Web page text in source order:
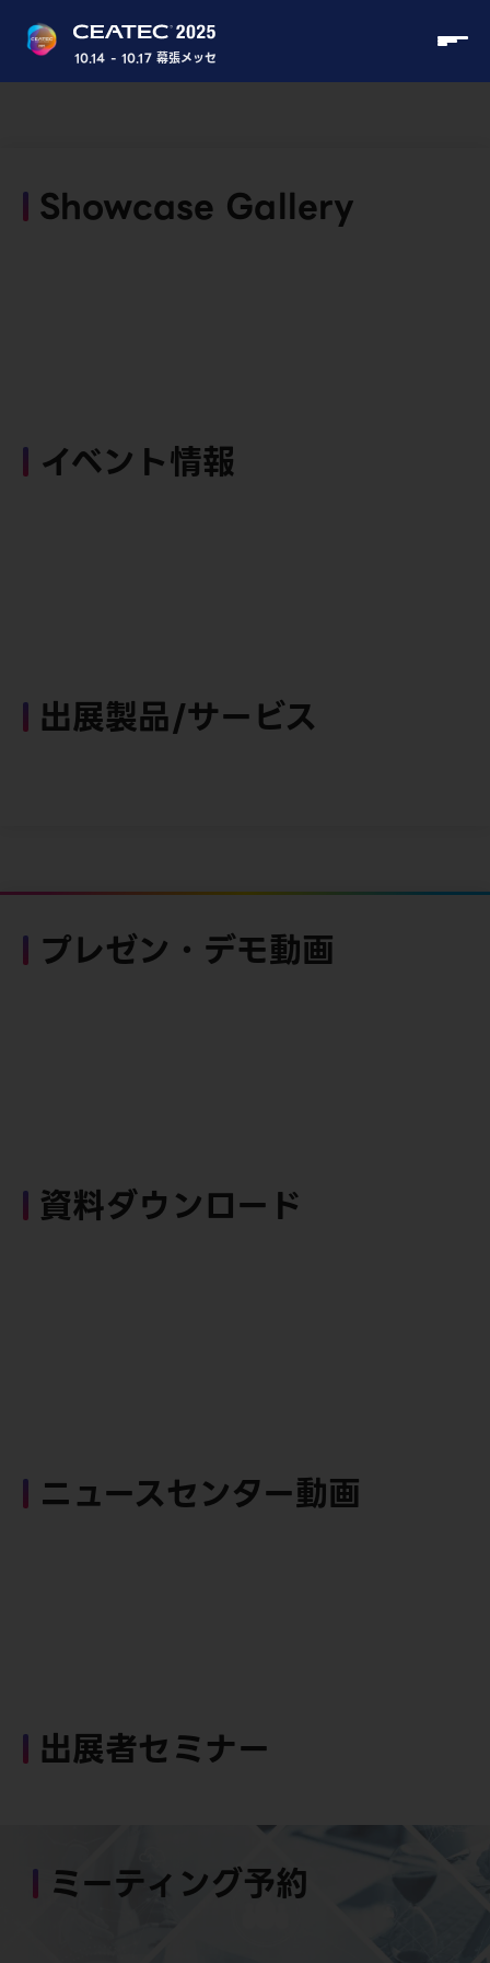
10.14 - 10.17 幕張メッセ
Showcase Gallery
イベント情報
出展製品/サービス
プレゼン・デモ動画
資料ダウンロード
ニュースセンター動画
出展者セミナー
ミーティング予約